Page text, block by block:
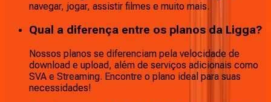
navegar, jogar, assistir filmes e muito mais.
Qual a diferença entre os planos da Ligga?
Nossos planos se diferenciam pela velocidade de
download e upload, além de serviços adicionais como
SVA e Streaming. Encontre o plano ideal para suas
necessidades!